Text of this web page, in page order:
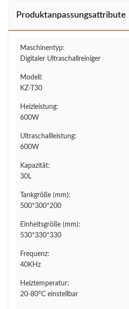
Produktanpassungsattribute
Maschinentyp:
Digitaler Ultraschallreiniger
Modell:
KZ-T30
Heizleistung:
600W
Ultraschallleistung:
600W
Kapazität:
30L
Tankgröße (mm):
500*300*200
Einheitsgröße (mm):
530*330*330
Frequenz:
40KHz
Heiztemperatur:
20-80°C einstellbar